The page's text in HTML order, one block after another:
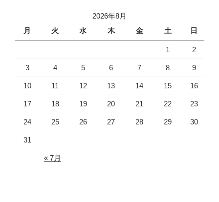
2026年8月
月
火 水 木 金 土 日
1 2
3 4 5 6 7 8 9
10 11 12 13 14 15 16
17 18 19 20 21 22 23
24 25 26 27 28 29 30
31
« 7月